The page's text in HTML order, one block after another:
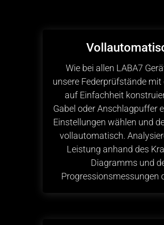
Wie bei allen LABA7
unsere Federprüfstände mit
auf Einfachheit
Gabel oder Anschlagpuffer
Einstellungen wählen und
vollautomatisch.
Leistung anhand des
Diagramms und
Progressionsmessungen